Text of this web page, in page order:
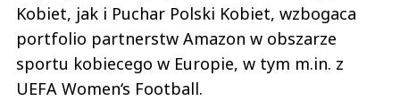
Kobiet, jak i Puchar Polski Kobiet, wzbogaca
portfolio partnerstw Amazon w obszarze
sportu kobiecego w Europie, w tym m.in. z
UEFA Women‘s Football.